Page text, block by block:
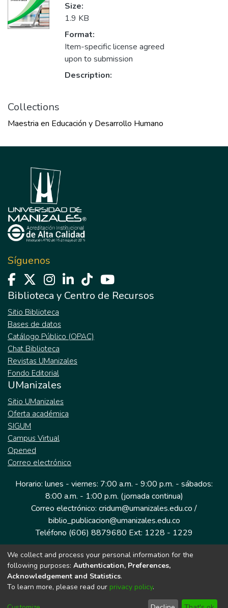
Size:
1.9 KB
Format:
Item-specific license agreed
upon to submission
Description:
Collections
Maestria en Educación y Desarrollo Humano
Síguenos
Biblioteca y Centro de Recursos
Sitio Biblioteca
Bases de datos
Catálogo Público (OPAC)
Chat Biblioteca
Revistas UManizales
Fondo Editorial
UManizales
Sitio UManizales
Oferta académica
SIGUM
Campus Virtual
Opened
Correo electrónico
Horario: lunes - viernes: 7:00 a.m. - 9:00 p.m. - sábados:
8:00 a.m. - 1:00 p.m. (jornada continua)
Correo electrónico: cridum@umanizales.edu.co /
biblio_publicacion@umanizales.edu.co
Teléfono (606) 8879680 Ext: 1228 - 1229
Dirección: Cra 9 a # 19-03 Edificio histórico, piso 1
Manizales, Caldas
Colombia.
We collect and process your personal information for the
following purposes: Authentication, Preferences,
Acknowledgement and Statistics.
To learn more, please read our privacy policy.